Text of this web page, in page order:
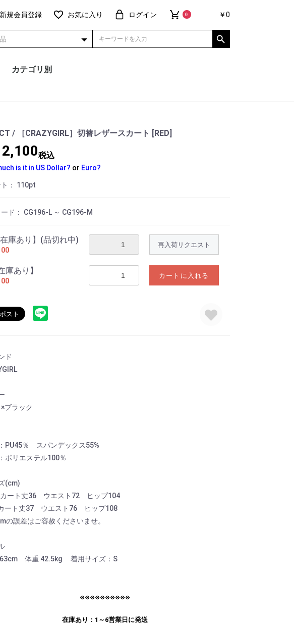
新規会員登録 お気に入り ログイン 0 ￥0
カテゴリ別
/ ［CRAZYGIRL］切替レザースカート [RED]
税込
is it in US Dollar? or Euro?
： 110pt
ド： CG196-L ～ CG196-M
庫あり】(品切れ中)
再入荷リクエスト
庫あり】
カートに入れる
ド
ブラック
PU45％ スパンデックス55%
ポリエステル100％
(cm)
カート丈36 ウエスト72 ヒップ104
ート丈37 ウエスト76 ヒップ108
の誤差はご容赦くださいませ。
体重 42.5kg 着用サイズ：S
※※※※※※※※※※
在庫あり：1～6営業日に発送